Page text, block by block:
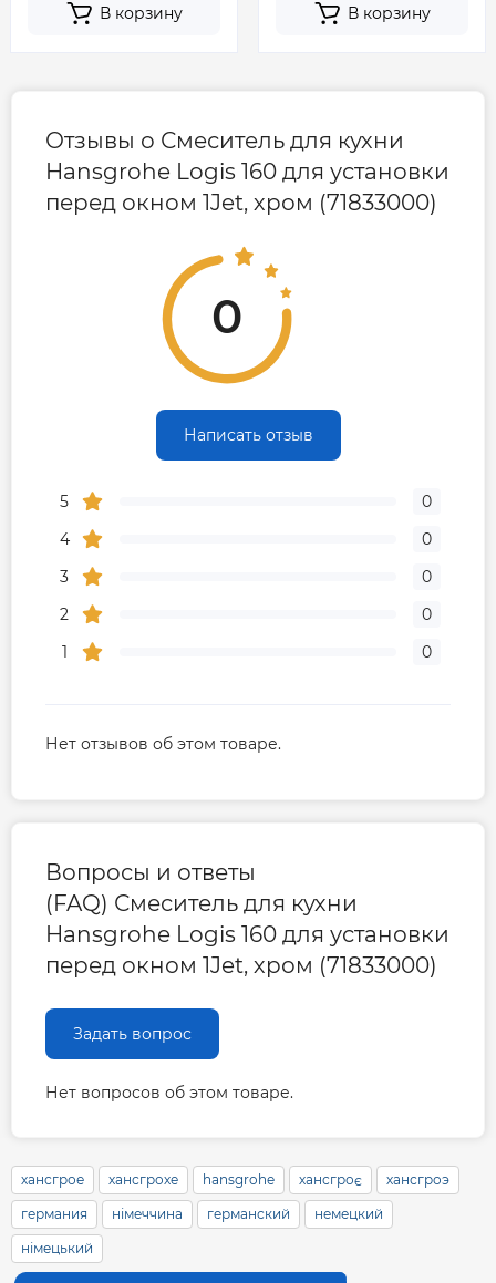
В корзину В корзину
Отзывы о Смеситель для кухни
Hansgrohe Logis 160 для установки
перед окном 1Jet, хром (71833000)
0
Написать отзыв
5
0
4
0
3
0
2
0
1
0
Нет отзывов об этом товаре.
Вопросы и ответы
(FAQ) Смеситель для кухни
Hansgrohe Logis 160 для установки
перед окном 1Jet, хром (71833000)
Задать вопрос
Нет вопросов об этом товаре.
хансгрое хансгрохе hansgrohe хансгроє хансгроэ
германия німеччина германский немецкий
німецький